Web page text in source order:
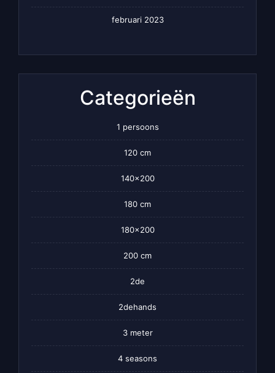
februari 2023
Categorieën
1 persoons
120 cm
140×200
180 cm
180×200
200 cm
2de
2dehands
3 meter
4 seasons